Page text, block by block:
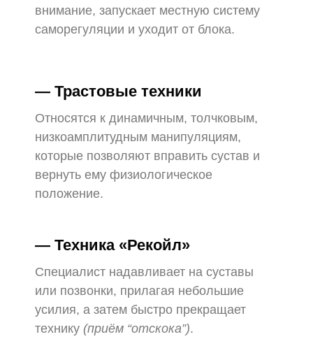
внимание, запускает местную систему
саморегуляции и уходит от блока.
— Трастовые техники
Относятся к динамичным, толчковым,
низкоамплитудным манипуляциям,
которые позволяют вправить сустав и
вернуть ему физиологическое
положение.
— Техника «Рекойл»
Специалист надавливает на суставы
или позвонки, прилагая небольшие
усилия, а затем быстро прекращает
технику (приём “отскока”).